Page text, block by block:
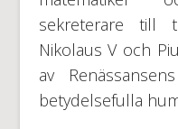
sekreterare till
Nikolaus V och
av
betydelsefulla